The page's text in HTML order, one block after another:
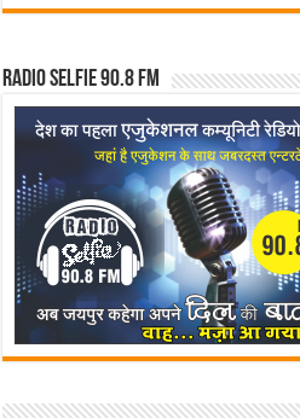
Radio Selfie 90.8 FM